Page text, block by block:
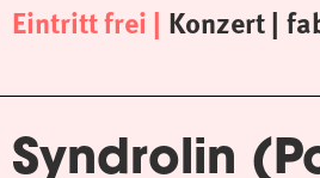
Eintritt frei Konzert
Syndrolin